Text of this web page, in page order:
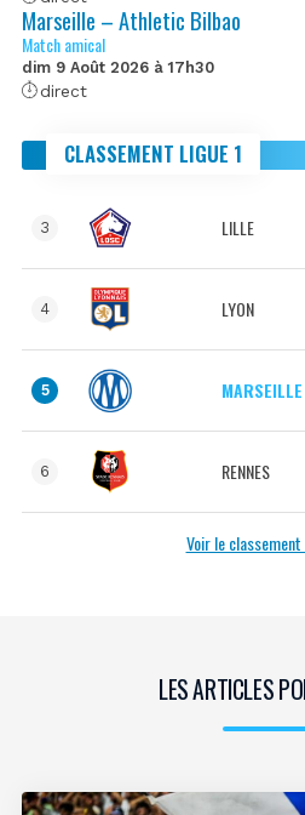
Marseille – Athletic Bilbao
Match amical
dim 9 Août 2026 à 17h30
direct
CLASSEMENT LIGUE 1
3 LILLE
4 LYON
5 MARSEILLE
6 RENNES
Voir le
LES ARTICLES